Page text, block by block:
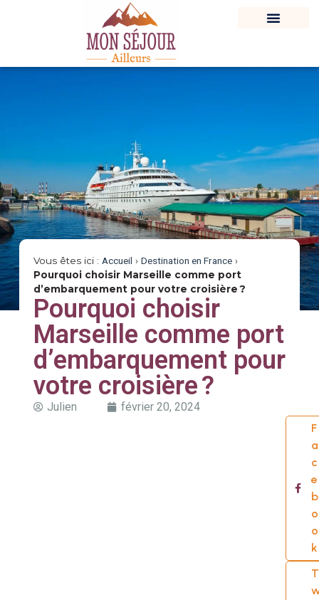
Vous êtes ici : Accueil › Destination en France›
Pourquoi choisir Marseille comme port
d’embarquement pour votre croisière ?
Pourquoi choisir
Marseille comme port
d’embarquement pour
votre croisière ?
Julien février 20, 2024
F
a
c
e
b
o
o
k
T